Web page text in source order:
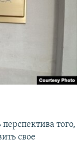
того,
свое